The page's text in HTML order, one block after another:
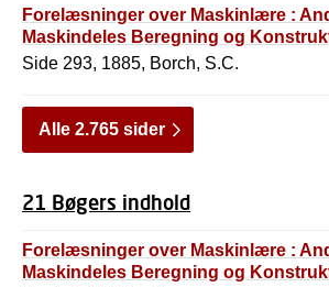
Forelæsninger over Maskinlære :
Maskindeles Beregning og
Side 293, 1885, Borch, S.C.
Alle 2.765 sider
21 Bøgers indhold
Forelæsninger over Maskinlære :
Maskindeles Beregning og